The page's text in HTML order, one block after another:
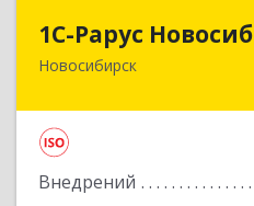
1С-Рарус
Новосибирск
Внедрений
1С-
630015,